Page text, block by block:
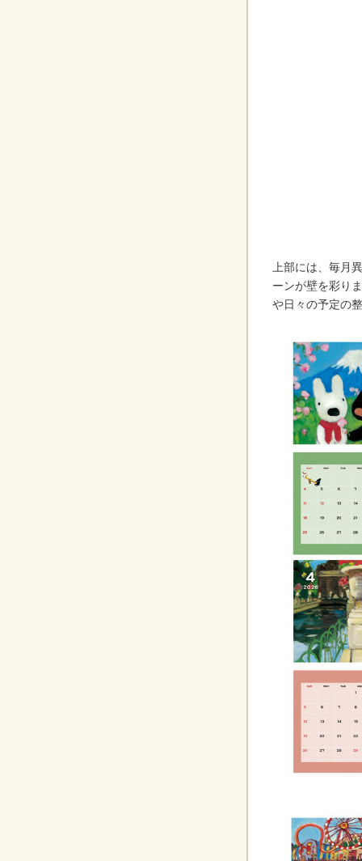
上部には、毎月
ーンが壁を彩り
や日々の予定の